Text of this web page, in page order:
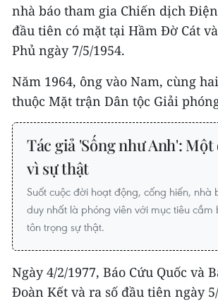
nhà báo tham gia Chiến dịch
đầu tiên có mặt tại Hầm Đờ Cát
Phủ ngày 7/5/1954.
Năm 1964, ông vào Nam, cùng
thuộc Mặt trận Dân tộc Giải
Tác giả 'Sống như Anh':
vì sự thật
Suốt cuộc đời hoạt động, cống hiến, nhà
duy nhất là phóng viên với mục tiêu
tôn trọng sự thật.
Ngày 4/2/1977, Báo Cứu Quốc và
Đoàn Kết và ra số đầu tiên ngày